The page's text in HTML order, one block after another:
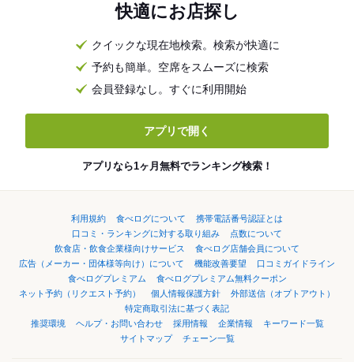
快適にお店探し
クイックな現在地検索。検索が快適に
予約も簡単。空席をスムーズに検索
会員登録なし。すぐに利用開始
アプリで開く
アプリなら1ヶ月無料でランキング検索！
利用規約 食べログについて
携帯電話番号認証とは
口コミ・ランキングに対する取り組み
点数について
飲食店・飲食企業様向けサービス
食べログ店舗会員について
広告（メーカー・団体様等向け）について
機能改善要望
口コミガイドライン
食べログプレミアム
食べログプレミアム無料クーポン
ネット予約（リクエスト予約）
個人情報保護方針
外部送信（オプトアウト）
特定商取引法に基づく表記
推奨環境
ヘルプ・お問い合わせ 採用情報 企業情報
キーワード一覧
サイトマップ
チェーン一覧